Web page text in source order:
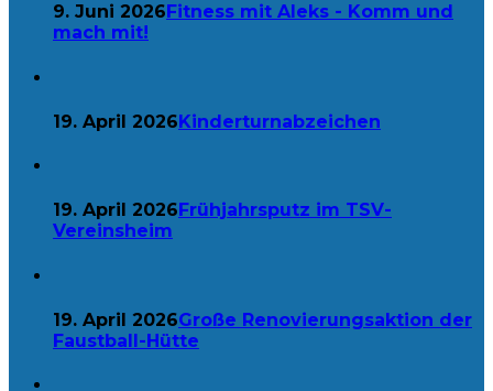
9. Juni 2026 Fitness mit Aleks - Komm und
mach mit!
19. April 2026Kinderturnabzeichen
19. April 2026 Frühjahrsputz im TSV-
Vereinsheim
19. April 2026Große Renovierungsaktion der
Faustball-Hütte